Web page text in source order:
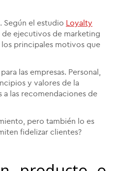
Según el estudio
Loyalty
de ejecutivos de marketing
los principales motivos que
las empresas. Personal,
y valores de la
a las recomendaciones de
pero también lo es
fidelizar clientes?